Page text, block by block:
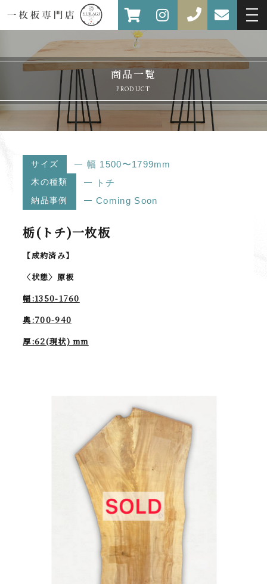
商品一覧
PRODUCT
サイズ 幅 1500〜1799mm
木の種類 トチ
納品事例 Coming Soon
栃(トチ)一枚板
【成約済み】
〈状態〉原板
幅:1350-1760
奥:700-940
厚:62(現状) mm